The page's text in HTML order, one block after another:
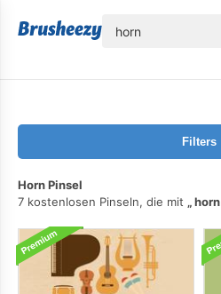
Filters
Horn Pinsel
7 kostenlosen Pinseln, die mit
horn